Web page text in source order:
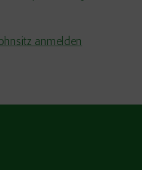
anmelden